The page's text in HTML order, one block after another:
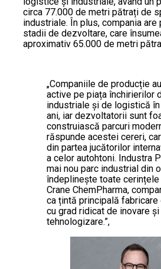
circa 77.000 de metri pătrați de
industriale. În plus, compania
stadii de dezvoltare, care
aproximativ 65.000 de metri
„Companiile de producție
active pe piața închirierilor
industriale și de logistică
ani, iar dezvoltatorii sunt
construiască parcuri
răspunde acestei cereri,
din partea jucătorilor
a celor autohtoni. Industra
mai nou parc industrial din
îndeplinește toate
Crane ChemPharma,
ca țintă principală
cu grad ridicat de inovare și
tehnologizare.”,